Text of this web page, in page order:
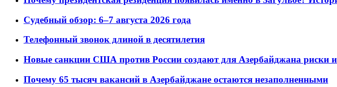
Судебный обзор: 6–7 августа 2026 года
Телефонный звонок длиной в десятилетия
Новые санкции США против России создают для Азербайджана риски
Почему 65 тысяч вакансий в Азербайджане остаются незаполненными